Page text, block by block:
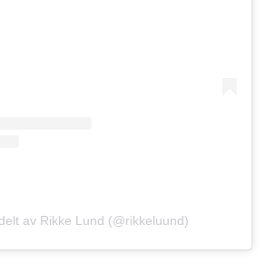
av Rikke Lund (@rikkeluund)